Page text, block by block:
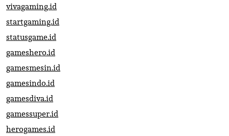
vivagaming.id
startgaming.id
statusgame.id
gameshero.id
gamesmesin.id
gamesindo.id
gamesdiva.id
gamessuper.id
herogames.id